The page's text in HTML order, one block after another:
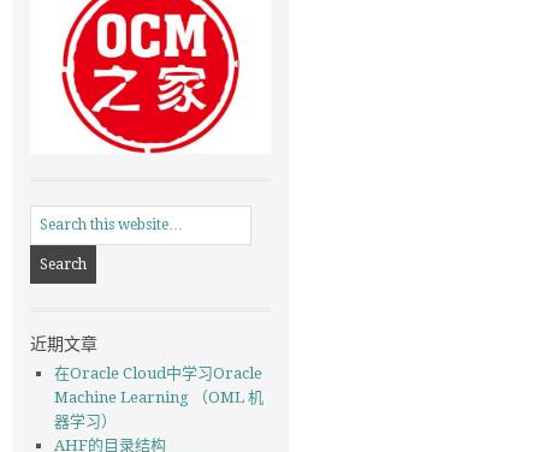
近期文章
在Oracle Cloud中学习Oracle
Machine Learning （OML 机
器学习）
AHF的目录结构